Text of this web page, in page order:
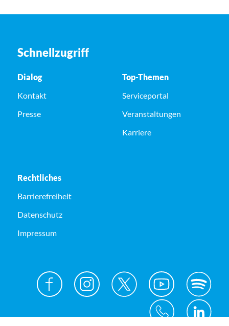
Schnellzugriff
Dialog
Kontakt
Presse
Top-Themen
Serviceportal
Veranstaltungen
Karriere
Rechtliches
Barrierefreiheit
Datenschutz
Impressum